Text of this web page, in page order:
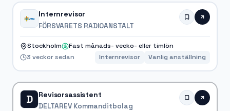
Internrevisor
FÖRSVARETS RADIOANSTALT
Stockholm
Fast månads- vecko- eller timlön
3 veckor sedan
Internrevisor Vanlig anställning
D Revisorsassistent
DELTAREV Kommanditbolag